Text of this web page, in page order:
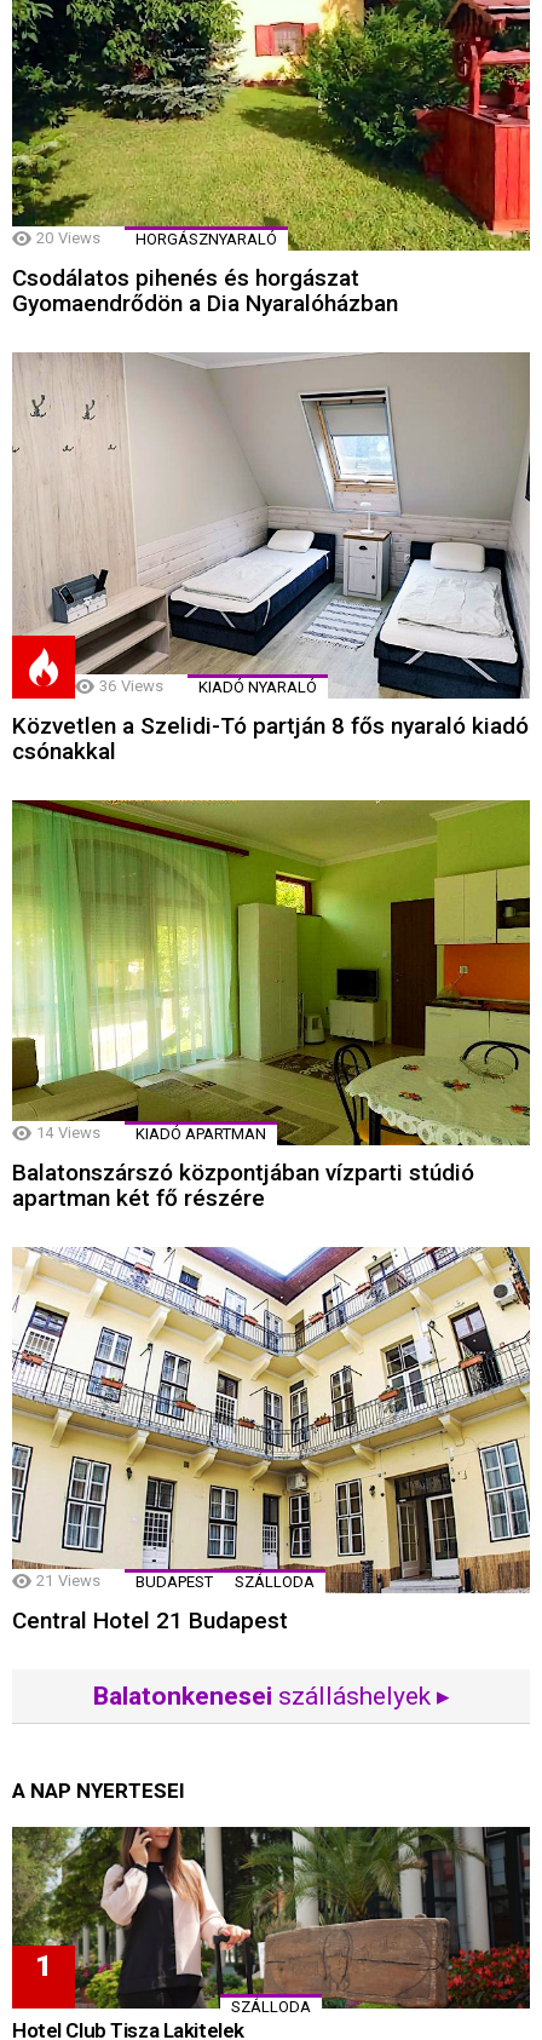
20 Views HORGÁSZNYARALÓ
Csodálatos pihenés és horgászat
Gyomaendrődön a Dia Nyaralóházban
36 Views KIADÓ NYARALÓ
Közvetlen a Szelidi-Tó partján 8 fős nyaraló kiadó
csónakkal
14 Views KIADÓ APARTMAN
Balatonszárszó központjában vízparti stúdió
apartman két fő részére
21 Views BUDAPEST SZÁLLODA
Central Hotel 21 Budapest
Balatonkenesei szálláshelyek ▸
A NAP NYERTESEI
SZÁLLODA
Hotel Club Tisza Lakitelek